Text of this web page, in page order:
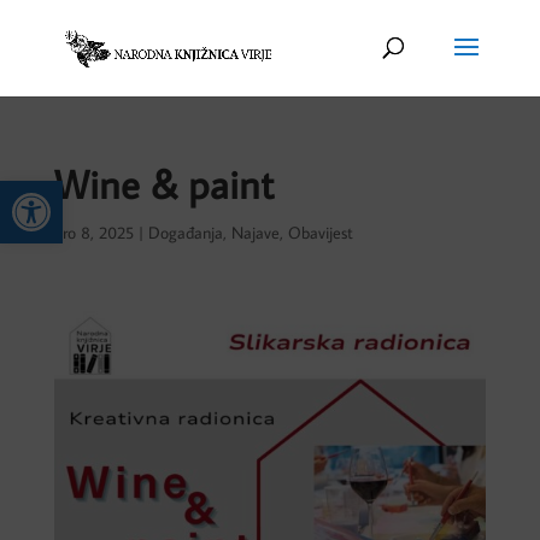
Open toolbar
Wine & paint
pro 8, 2025 Događanja, Najave, Obavijest